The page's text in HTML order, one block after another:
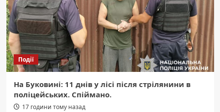
Події
На Буковині: 11 днів у лісі після стрілянини в
поліцейських. Спіймано.
17 години тому назад